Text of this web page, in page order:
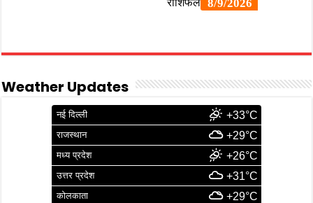
Weather Updates
नई दिल्ली +33°C
राजस्थान +29°C
मध्य प्रदेश +26°C
उत्तर प्रदेश +31°C
कोलकाता +29°C